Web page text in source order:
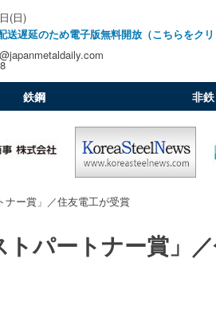
(日)
送遅延のため電子版無料開放（こちらをク
鉄鋼 非鉄
ナー賞」／住友電工が受賞
パートナー賞」